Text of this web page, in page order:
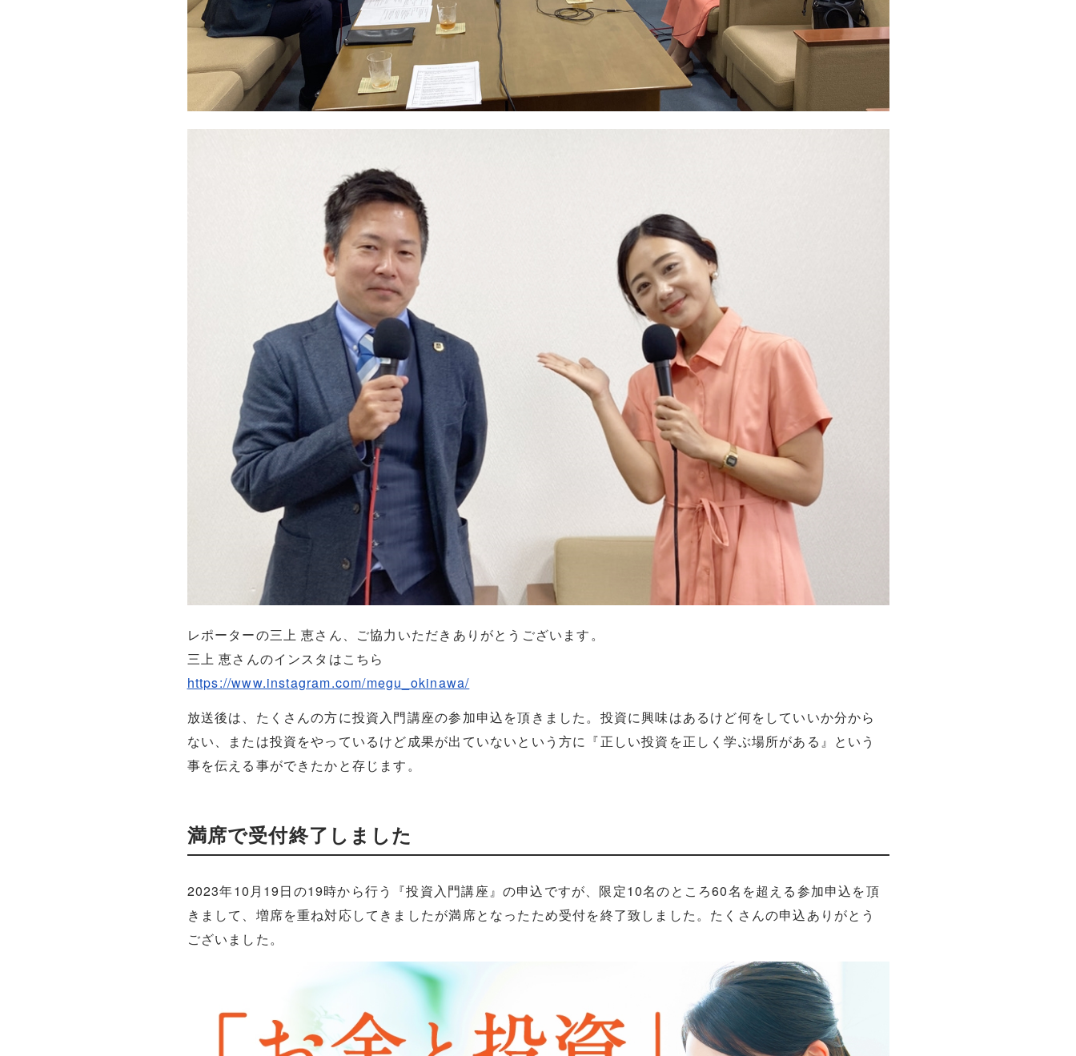
レポーターの三上 恵さん、ご協力いただきありがとうございます。
三上 恵さんのインスタはこちら
https://www.instagram.com/megu_okinawa/
放送後は、たくさんの方に投資入門講座の参加申込を頂きました。投資に興味はあるけど何をしていいか分から
ない、または投資をやっているけど成果が出ていないという方に『正しい投資を正しく学ぶ場所がある』という
事を伝える事ができたかと存じます。
満席で受付終了しました
2023年10月19日の19時から行う『投資入門講座』の申込ですが、限定10名のところ60名を超える参加申込を頂
きまして、増席を重ね対応してきましたが満席となったため受付を終了致しました。たくさんの申込ありがとう
ございました。